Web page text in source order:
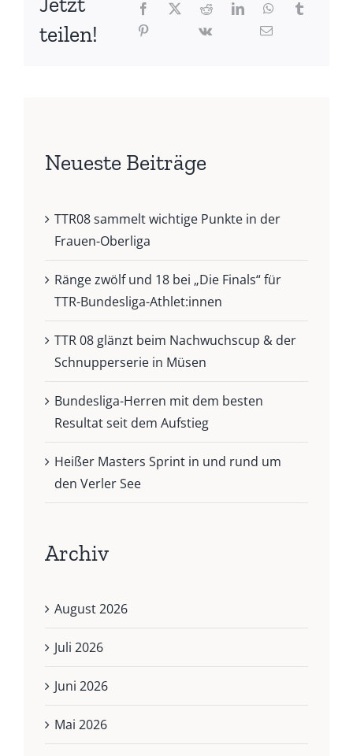
teilen!
Neueste Beiträge
TTR08 sammelt wichtige Punkte in der
Frauen-Oberliga
Ränge zwölf und 18 bei „Die Finals“ für
TTR-Bundesliga-Athlet:innen
TTR 08 glänzt beim Nachwuchscup & der
Schnupperserie in Müsen
Bundesliga-Herren mit dem besten
Resultat seit dem Aufstieg
Heißer Masters Sprint in und rund um
den Verler See
Archiv
August 2026
Juli 2026
Juni 2026
Mai 2026